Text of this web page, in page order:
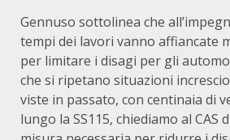
Gennuso sottolinea che
tempi dei lavori vanno affiancate
per limitare i disagi per gli
che si ripetano situazioni
viste in passato, con centinaia di
lungo la SS115, chiediamo al CAS